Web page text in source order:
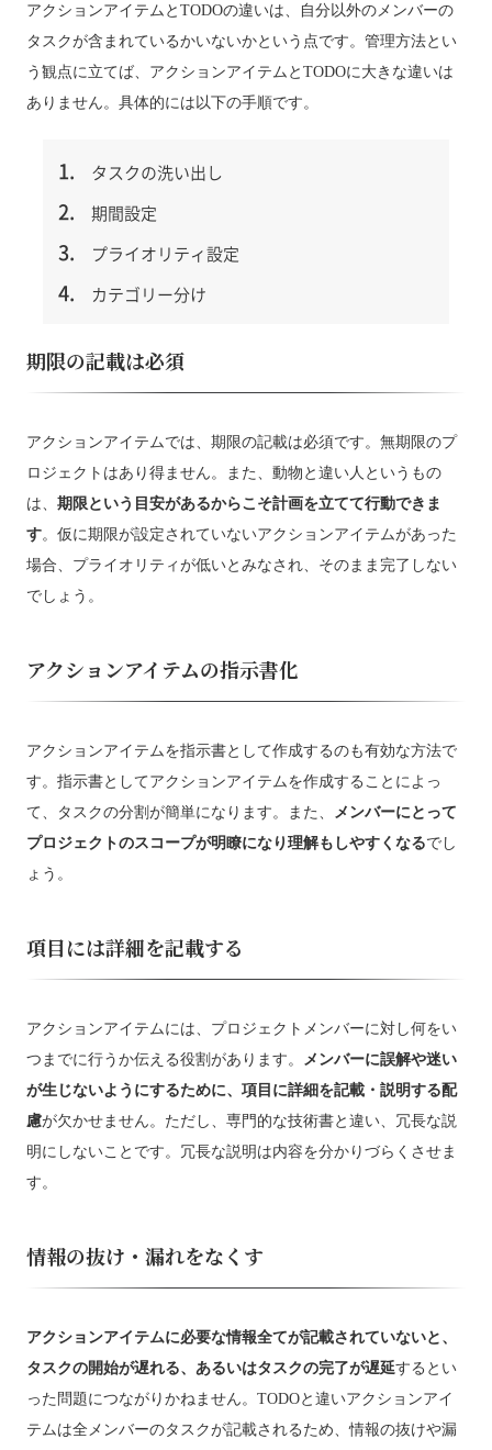
アクションアイテムとTODOの違いは、自分以外のメンバーの
タスクが含まれているかいないかという点です。管理方法とい
う観点に立てば、アクションアイテムとTODOに大きな違いは
ありません。具体的には以下の手順です。
タスクの洗い出し
期間設定
プライオリティ設定
カテゴリー分け
期限の記載は必須
アクションアイテムでは、期限の記載は必須です。無期限のプ
ロジェクトはあり得ません。また、動物と違い人というもの
は、 期限という目安があるからこそ計画を立てて行動できま
す。仮に期限が設定されていないアクションアイテムがあった
場合、プライオリティが低いとみなされ、そのまま完了しない
でしょう。
アクションアイテムの指示書化
アクションアイテムを指示書として作成するのも有効な方法で
す。指示書としてアクションアイテムを作成することによっ
て、タスクの分割が簡単になります。また、
メンバーにとって
プロジェクトのスコープが明瞭になり理解もしやすくなるでし
ょう。
項目には詳細を記載する
アクションアイテムには、プロジェクトメンバーに対し何をい
つまでに行うか伝える役割があります。
メンバーに誤解や迷い
が生じないようにするために、項目に詳細を記載・説明する配
慮が欠かせません。ただし、専門的な技術書と違い、冗長な説
明にしないことです。冗長な説明は内容を分かりづらくさせま
す。
情報の抜け・漏れをなくす
アクションアイテムに必要な情報全てが記載されていないと、
タスクの開始が遅れる、あるいはタスクの完了が遅延するとい
った問題につながりかねません。TODOと違いアクションアイ
テムは全メンバーのタスクが記載されるため、情報の抜けや漏